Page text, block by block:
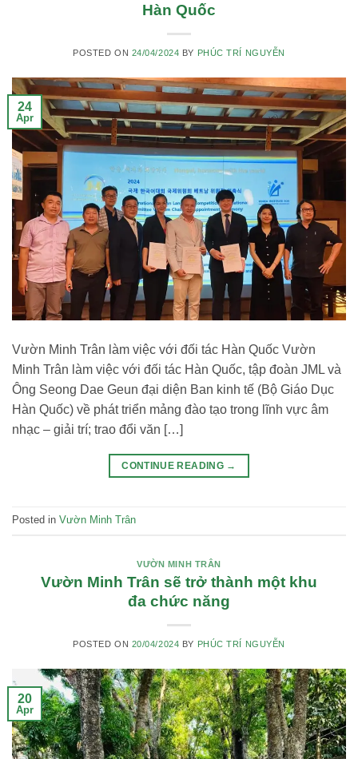
Hàn Quốc
POSTED ON 24/04/2024 BY PHÚC TRÍ NGUYỄN
24
Apr
Vườn Minh Trân làm việc với đối tác Hàn Quốc Vườn
Minh Trân làm việc với đối tác Hàn Quốc, tập đoàn JML và
Ông Seong Dae Geun đại diện Ban kinh tế (Bộ Giáo Dục
Hàn Quốc) về phát triển mảng đào tạo trong lĩnh vực âm
nhạc – giải trí; trao đổi văn […]
CONTINUE READING →
Posted in Vườn Minh Trân
VƯỜN MINH TRÂN
Vườn Minh Trân sẽ trở thành một khu
đa chức năng
POSTED ON 20/04/2024 BY PHÚC TRÍ NGUYỄN
20
Apr